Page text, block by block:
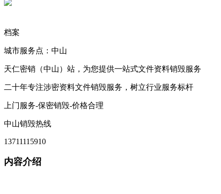
档案
城市服务点：中山
天仁密销（中山）站，为您提供一站式文件资料销毁服务
二十年专注涉密资料文件销毁服务，树立行业服务标杆
上门服务-保密销毁-价格合理
中山销毁热线
13711115910
内容介绍